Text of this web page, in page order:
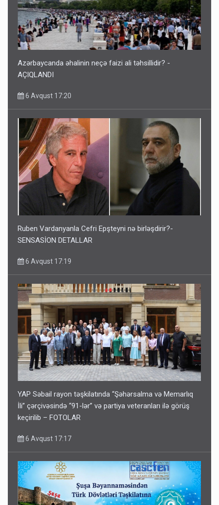
Azərbaycanda əhalinin neçə faizi ali təhsillidir? -
AÇIQLANDI
6 Avqust 17:20
Ruben Vardanyanla Cefri Epşteyni nə birləşdirir?-
SENSASİON DETALLAR
6 Avqust 17:19
YAP Səbail rayon təşkilatında “Şəhərsalma və Memarlıq
İli” çərçivəsində “91-lər” və partiya veteranları ilə görüş
keçirilib – FOTOLAR
6 Avqust 17:17